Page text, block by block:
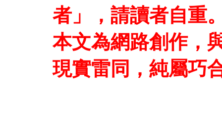
者」，請讀者自重
本文為網路創作，
現實雷同，純屬巧